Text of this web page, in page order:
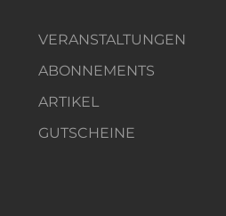
VERANSTALTUNGEN
ABONNEMENTS
ARTIKEL
GUTSCHEINE